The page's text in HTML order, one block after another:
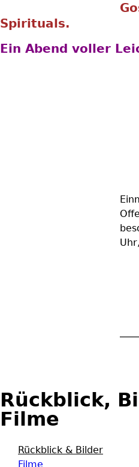
Spirituals.
Ein Abend voller
Rückblick,
Filme
Rückblick & Bilder
Filme